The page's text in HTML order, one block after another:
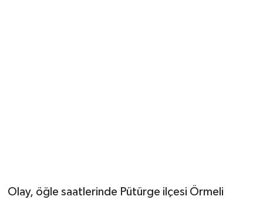
Olay, öğle saatlerinde Pütürge ilçesi Örmeli